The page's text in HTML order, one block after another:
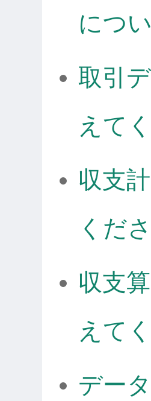
につ
取引
えて
収支
くだ
収支
えて
デー